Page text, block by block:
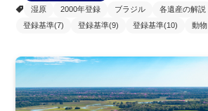
湿原
2000年登録 ブラジル 各遺産の解説
登録基準(7)
登録基準(9) 登録基準(10) 動物